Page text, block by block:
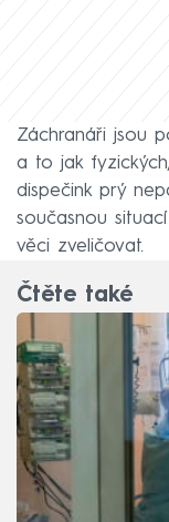
Záchranáři jsou
a to jak
dispečink prý
současnou
věci zveličovat.
Čtěte také